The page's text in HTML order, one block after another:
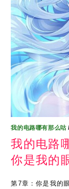
我的电路哪有那么咕
我的电路
你是我的
第7章：你是我的